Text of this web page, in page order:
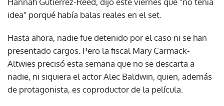
idea" porqué había balas reales en el set.
Hasta ahora, nadie fue detenido por el caso ni se han
presentado cargos. Pero la fiscal Mary Carmack-
Altwies precisó esta semana que no se descarta a
nadie, ni siquiera el actor Alec Baldwin, quien, además
de protagonista, es coproductor de la película.